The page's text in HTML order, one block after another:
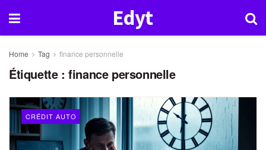
Edyt
Home Tag finance personnelle
Étiquette :finance personnelle
CRÉDIT AUTO